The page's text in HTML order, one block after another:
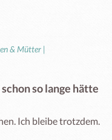
& Mütter |
so lange hätte
Ich bleibe trotzdem.